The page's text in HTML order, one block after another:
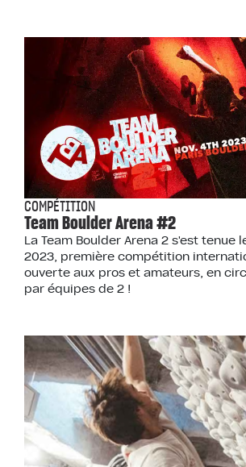
COMPÉTITION
Team Boulder Arena #2
La Team Boulder Arena 2 s'est tenue
2023, première compétition
ouverte aux pros et amateurs, en
par équipes de 2 !